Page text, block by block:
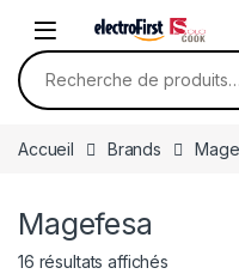
Recherche pour :
Accueil Brands
Magefesa
16 résultats affichés